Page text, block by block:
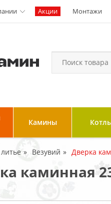
продажи и
товара
Акции Монтажи
Камины
Везувий Дверка
каминная